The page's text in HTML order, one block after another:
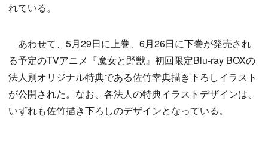
れている。
あわせて、5月29日に上巻、6月26日に下巻が発売され
る予定のTVアニメ『魔女と野獣』初回限定Blu-ray BOXの
法人別オリジナル特典である佐竹幸典描き下ろしイラスト
が公開された。なお、各法人の特典イラストデザインは、
いずれも佐竹描き下ろしのデザインとなっている。